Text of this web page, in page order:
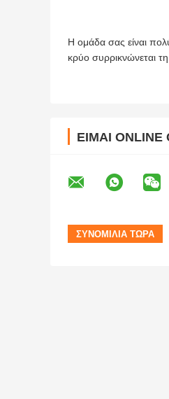
Η ομάδα σας είναι
κρύο συρρικνώνεται
ΕΊΜΑΙ ONLINE